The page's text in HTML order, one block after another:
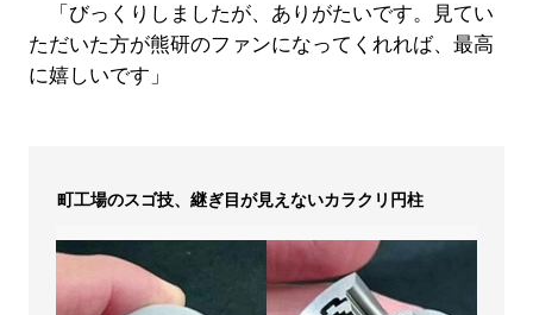
「びっくりしましたが、ありがたいです。見てい
ただいた方が熊研のファンになってくれれば、最高
に嬉しいです」
町工場のスゴ技、継ぎ目が見えないカラクリ円柱